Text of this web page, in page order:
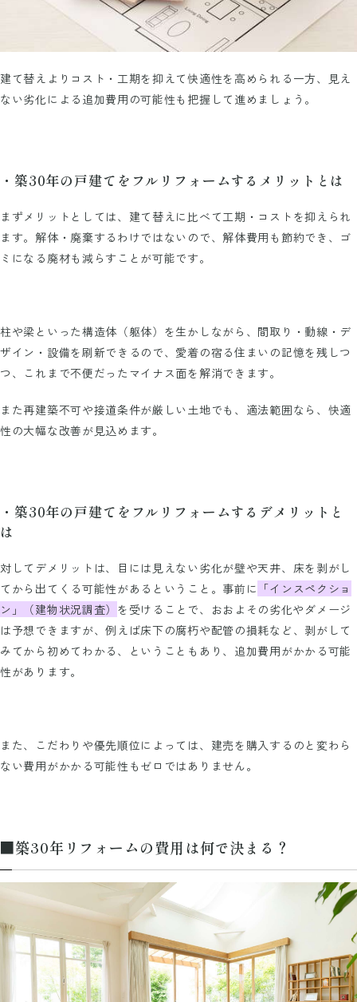
建て替えよりコスト・工期を抑えて快適性を高められる一方、見え
ない劣化による追加費用の可能性も把握して進めましょう。
・築30年の戸建てをフルリフォームするメリットとは
まずメリットとしては、建て替えに比べて工期・コストを抑えられ
ます。解体・廃棄するわけではないので、解体費用も節約でき、ゴ
ミになる廃材も減らすことが可能です。
柱や梁といった構造体（躯体）を生かしながら、間取り・動線・デ
ザイン・設備を刷新できるので、愛着の宿る住まいの記憶を残しつ
つ、これまで不便だったマイナス面を解消できます。
また再建築不可や接道条件が厳しい土地でも、適法範囲なら、快適
性の大幅な改善が見込めます。
・築30年の戸建てをフルリフォームするデメリットと
は
対してデメリットは、目には見えない劣化が壁や天井、床を剥がし
てから出てくる可能性があるということ。事前に 「インスペクショ
ン」（建物状況調査） を受けることで、おおよその劣化やダメージ
は予想できますが、例えば床下の腐朽や配管の損耗など、剥がして
みてから初めてわかる、ということもあり、追加費用がかかる可能
性があります。
また、こだわりや優先順位によっては、建売を購入するのと変わら
ない費用がかかる可能性もゼロではありません。
■築30年リフォームの費用は何で決まる？